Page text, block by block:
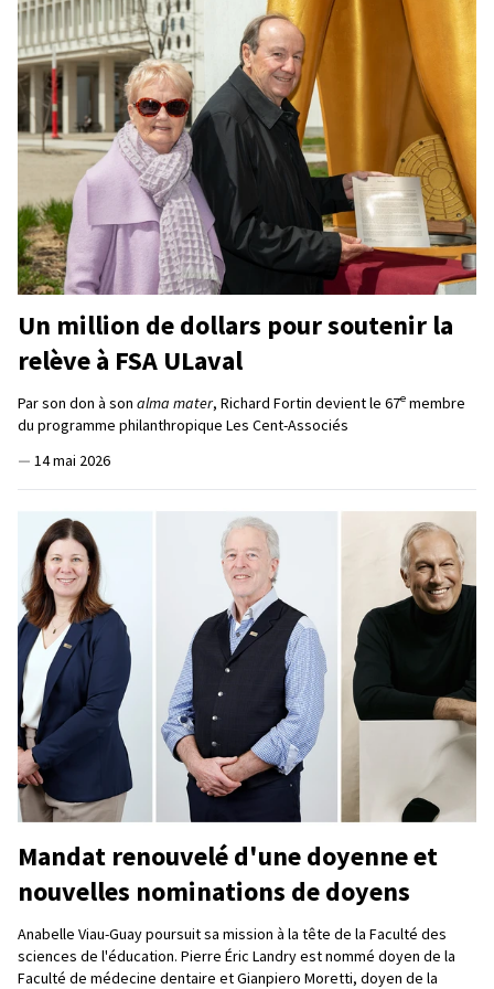
Un million de dollars pour soutenir la
relève à FSA ULaval
Par son don à son alma mater, Richard Fortin devient le 67e membre
du programme philanthropique Les Cent-Associés
— 14 mai 2026
Mandat renouvelé d'une doyenne et
nouvelles nominations de doyens
Anabelle Viau-Guay poursuit sa mission à la tête de la Faculté des
sciences de l'éducation. Pierre Éric Landry est nommé doyen de la
Faculté de médecine dentaire et Gianpiero Moretti, doyen de la